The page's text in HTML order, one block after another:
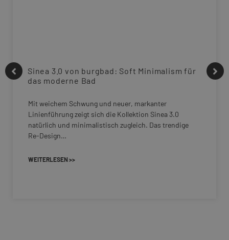
Sinea 3.0 von burgbad: Soft Minimalism für
das moderne Bad
Mit weichem Schwung und neuer, markanter
Linienführung zeigt sich die Kollektion Sinea 3.0
natürlich und minimalistisch zugleich. Das trendige
Re-Design…
WEITERLESEN >>